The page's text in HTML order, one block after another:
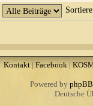
Kontakt| Facebook |
Powered by phpBB
Deutsche